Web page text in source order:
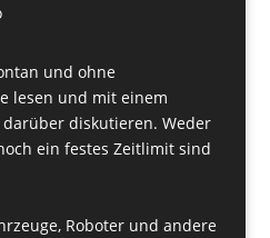
und ohne
lesen und mit einem
diskutieren. Weder
ein festes Zeitlimit sind
Roboter und andere